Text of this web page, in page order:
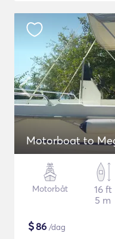
Motorboat to
Motorbåt
16 ft
5 m
$86 /dag